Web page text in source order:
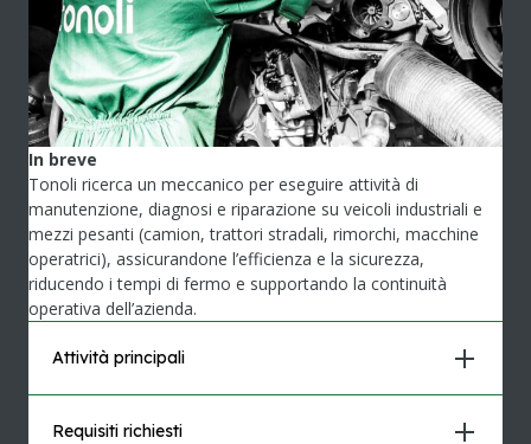
In breve
Tonoli ricerca un meccanico per eseguire attività di
manutenzione, diagnosi e riparazione su veicoli industriali e
mezzi pesanti (camion, trattori stradali, rimorchi, macchine
operatrici), assicurandone l’efficienza e la sicurezza,
riducendo i tempi di fermo e supportando la continuità
operativa dell’azienda.
Attività principali
Requisiti richiesti